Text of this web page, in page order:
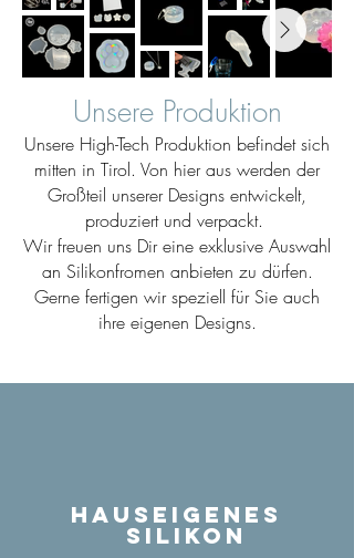
Unsere Produktion
Unsere High-Tech Produktion befindet sich
mitten in Tirol. Von hier aus werden der
Großteil unserer Designs entwickelt,
produziert und verpackt.
Wir freuen uns Dir eine exklusive Auswahl
an Silikonfromen anbieten zu dürfen.
Gerne fertigen wir speziell für Sie auch
ihre eigenen Designs.
Hauseigenes
Silikon